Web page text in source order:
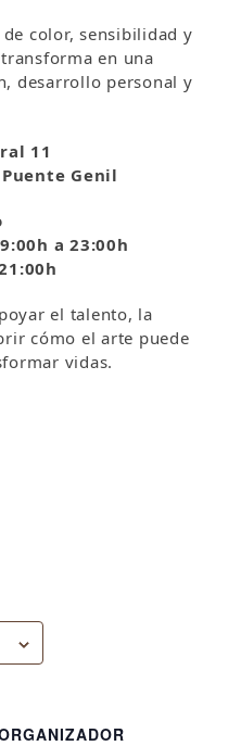
color, sensibilidad y
en una
desarrollo personal y
11
Genil
a 23:00h
el talento, la
cómo el arte puede
vidas.